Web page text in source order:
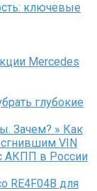
ключевые
Mercedes
глубокие
Зачем? » Как
VIN
АКПП в России
RE4F04B для